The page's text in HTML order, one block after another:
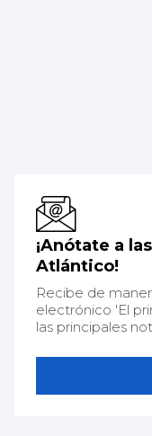
¡Anótate a
Atlántico!
Recibe de
electrónico 'El
las principales